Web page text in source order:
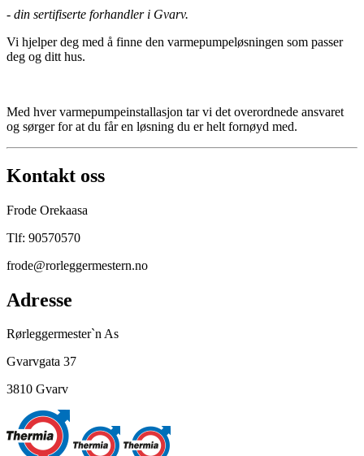
- din sertifiserte forhandler i Gvarv.
Vi hjelper deg med å finne den varmepumpeløsningen som passer
deg og ditt hus.
Med hver varmepumpeinstallasjon tar vi det overordnede ansvaret
og sørger for at du får en løsning du er helt fornøyd med.
Kontakt oss
Frode Orekaasa
Tlf: 90570570
frode@rorleggermestern.no
Adresse
Rørleggermester`n As
Gvarvgata 37
3810 Gvarv